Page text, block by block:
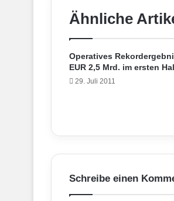
Ähnliche
Operatives
EUR 2,5 Mrd. im ersten
29. Juli 2011
Schreibe einen